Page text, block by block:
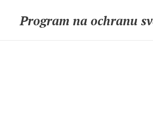
Program na ochranu